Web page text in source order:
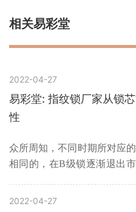
相关易彩堂
2022-04-27
易彩堂: 指纹锁厂家从锁芯方面探讨智能指纹锁安全
性
众所周知，不同时期所对应
相同的，在B级锁逐渐退出
用智能锁的各种案例，无论
2022-04-27